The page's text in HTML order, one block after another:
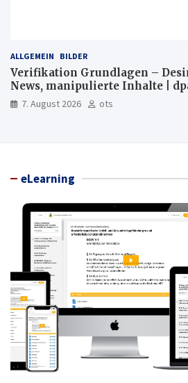
ALLGEMEIN BILDER
Verifikation Grundlagen –
News, manipulierte Inhalte |
7. August 2026 ots
eLearning